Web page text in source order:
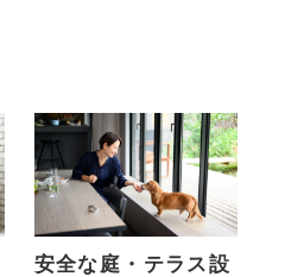
安全な庭・テラス設